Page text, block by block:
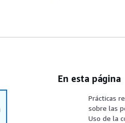
En esta página
Prácticas
sobre las
Uso de la